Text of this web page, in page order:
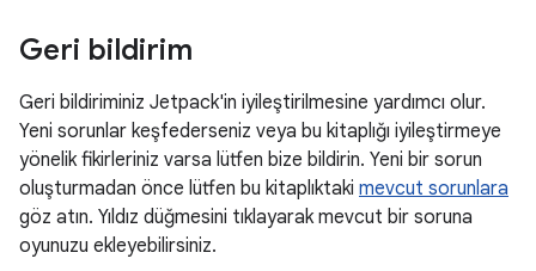
Geri bildirim
Geri bildiriminiz Jetpack'in iyileştirilmesine yardımcı olur.
Yeni sorunlar keşfederseniz veya bu kitaplığı iyileştirmeye
yönelik fikirleriniz varsa lütfen bize bildirin. Yeni bir sorun
oluşturmadan önce lütfen bu kitaplıktaki mevcut sorunlara
göz atın. Yıldız düğmesini tıklayarak mevcut bir soruna
oyunuzu ekleyebilirsiniz.